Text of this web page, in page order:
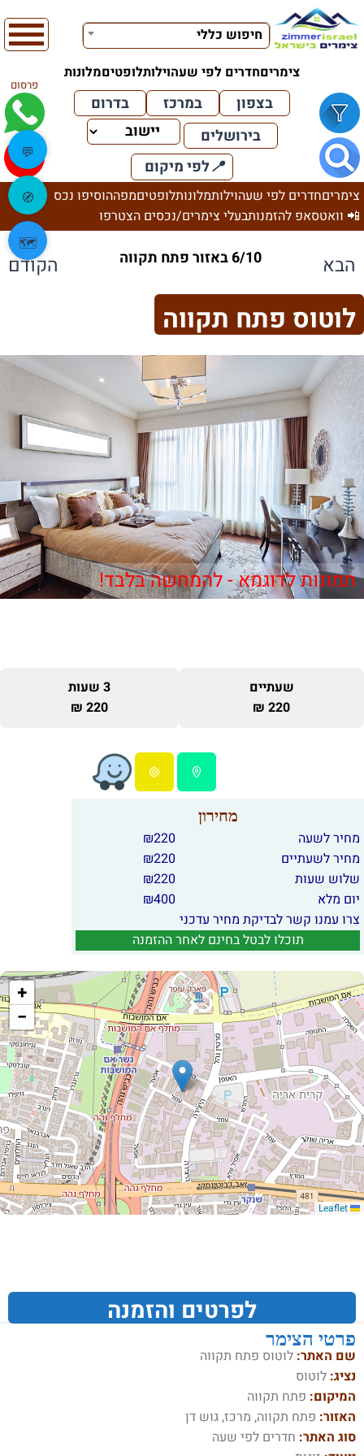
חיפוש כללי
צימריםחדרים לפי שעהוילותלופטיםמלונות
פרסום
בצפון במרכז
בדרום
בירושלים
📍לפי מיקום
צימריםחדרים לפי שעהוילותמלונותלופטיםמפההוסיפו נכס
📲 וואטסאפ להזמנותבעלי צימרים/נכסים הצטרפו
הבא 6/10 באזור פתח תקווה הקודם
לוטוס פתח תקווה
תמונות לדוגמא - להמחשה בלבד!
שעתיים
220 ₪
3 שעות
220 ₪
מחירון
מחיר לשעה 220
₪
מחיר לשעתיים
220
₪
שלוש שעות
220
₪
יום מלא
400
₪
צרו עמנו קשר לבדיקת מחיר עדכני
תוכלו לבטל בחינם לאחר ההזמנה
+
−
לפרטים והזמנה
פרטי הצימר
שם האתר: לוטוס פתח תקווה
נציג: לוטוס
המיקום: פתח תקווה
האזור: פתח תקווה, מרכז, גוש דן
סוג האתר: חדרים לפי שעה
💬
🧭
🗺️